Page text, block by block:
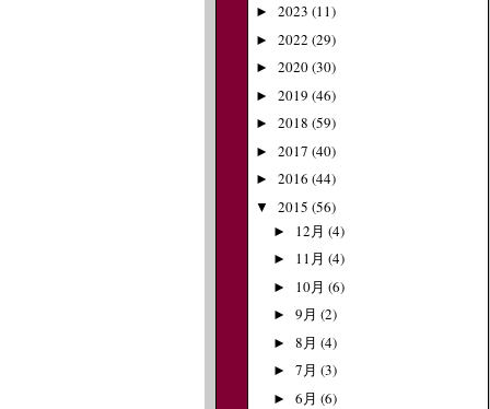
► 2023 (11)
► 2022 (29)
► 2020(30)
► 2019 (46)
► 2018 (59)
► 2017 (40)
► 2016 (44)
▼ 2015 (56)
► 12月 (4)
► 11月 (4)
► 10月 (6)
► 9月 (2)
► 8月 (4)
► 7月 (3)
► 6月 (6)